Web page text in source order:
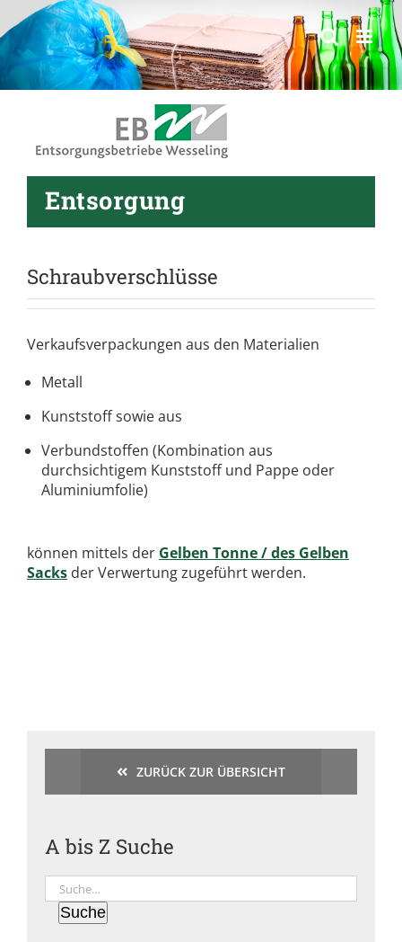
springen
Entsorgung
Schraubverschlüsse
Verkaufsverpackungen aus den Materialien
Metall
Kunststoff sowie aus
Verbundstoffen (Kombination aus
durchsichtigem Kunststoff und Pappe oder
Aluminiumfolie)
können mittels der Gelben Tonne / des Gelben
Sacks der Verwertung zugeführt werden.
ZURÜCK ZUR ÜBERSICHT
A bis Z Suche
Suche